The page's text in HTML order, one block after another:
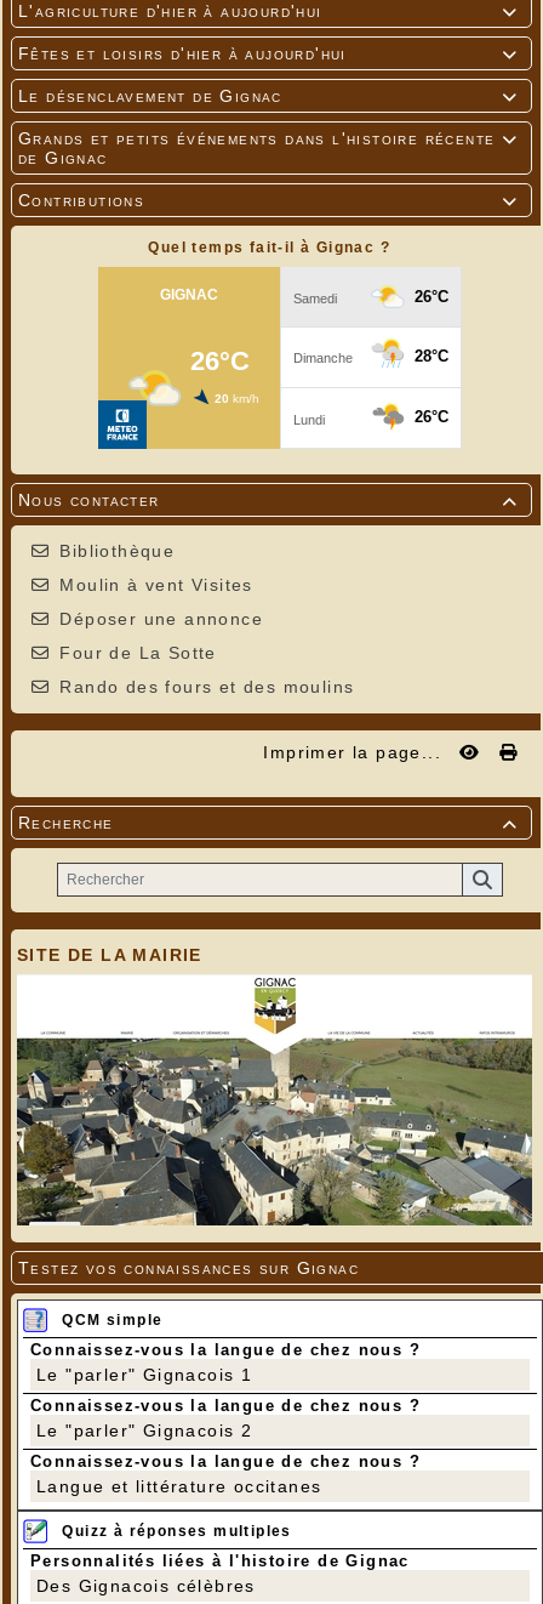

L'agriculture d'hier à aujourd'hui

Fêtes et loisirs d'hier à aujourd'hui

Le désenclavement de Gignac

Grands et petits événements dans l'histoire récente
de Gignac

Contributions
Quel temps fait-il à Gignac ?

Nous contacter
Bibliothèque
Moulin à vent Visites
Déposer une annonce
Four de La Sotte
Rando des fours et des moulins
Imprimer la page...

Recherche
SITE DE LA MAIRIE
Testez vos connaissances sur Gignac
QCM simple
Connaissez-vous la langue de chez nous ?
Le "parler" Gignacois 1
Connaissez-vous la langue de chez nous ?
Le "parler" Gignacois 2
Connaissez-vous la langue de chez nous ?
Langue et littérature occitanes
Quizz à réponses multiples
Personnalités liées à l'histoire de Gignac
Des Gignacois célèbres